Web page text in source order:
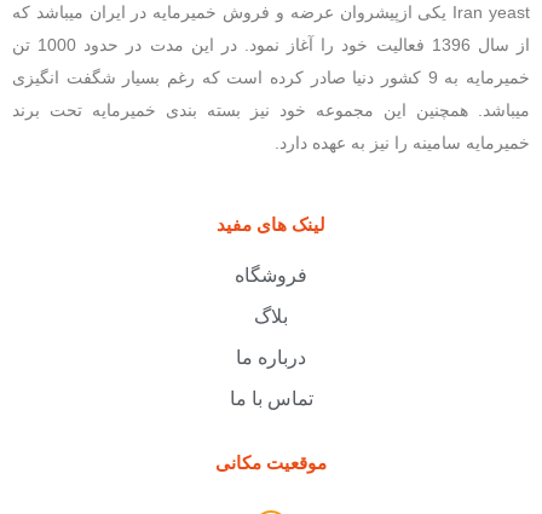
Iran yeast یکی ازپیشروان عرضه و فروش خمیرمایه در ایران میباشد که
از سال 1396 فعالیت خود را آغاز نمود. در این مدت در حدود 1000 تن
خمیرمایه به 9 کشور دنیا صادر کرده است که رغم بسیار شگفت انگیزی
میباشد. همچنین این مجموعه خود نیز بسته بندی خمیرمایه تحت برند
خمیرمایه سامینه را نیز به عهده دارد.
لینک های مفید
فروشگاه
بلاگ
درباره ما
تماس با ما
موقعیت مکانی